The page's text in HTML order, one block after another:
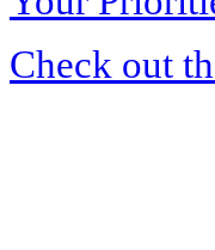
Check out